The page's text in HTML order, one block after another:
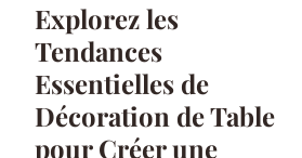
Explorez les
Tendances
Essentielles de
Décoration de Table
pour Créer une